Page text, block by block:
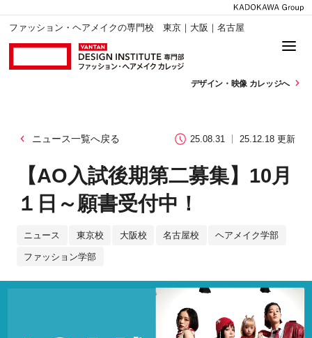
ファッション・ヘアメイクの専門校 東京｜大阪｜名古屋
デザイン・ 映像 カレッジへ
ニュース一覧へ戻る 25.08.31 25.12.18 更新
【AO入試後期第二募集】10月
１日～願書受付中！
ニュース 東京校 大阪校 名古屋校 ヘアメイク学部
ファッション学部